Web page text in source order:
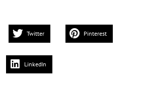
Twitter Pinterest
LinkedIn